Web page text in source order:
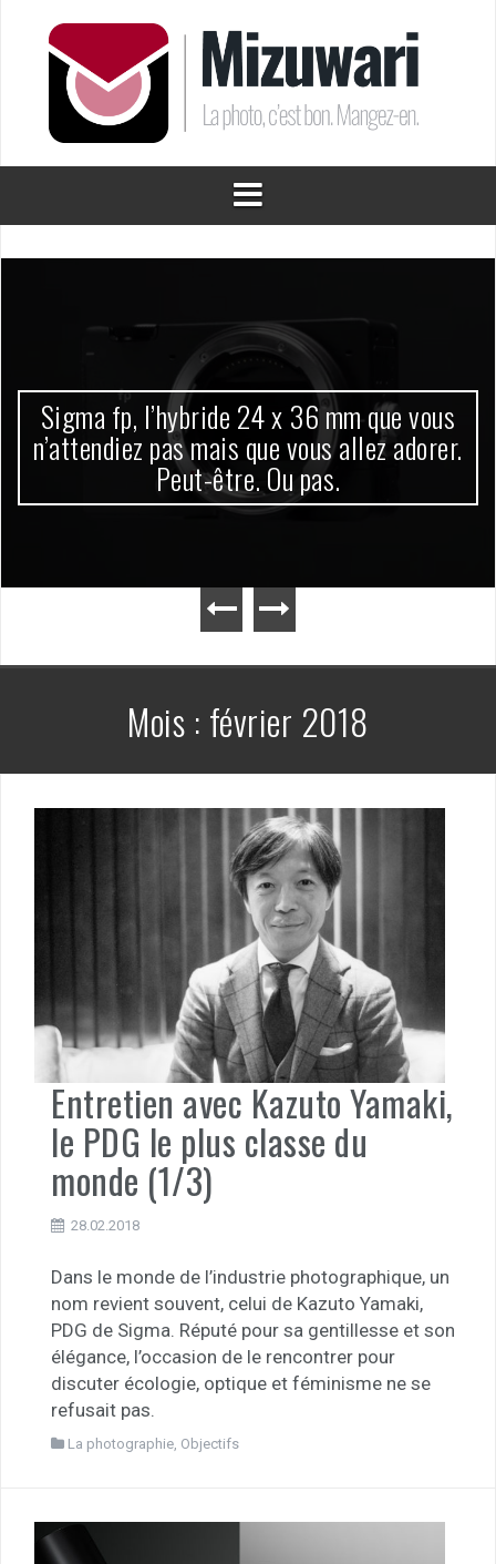
contenu
Sigma fp, l’hybride 24 x 36 mm que vous
n’attendiez pas mais que vous allez adorer.
Peut-être. Ou pas.
Mois : février 2018
Entretien avec Kazuto Yamaki,
le PDG le plus classe du
monde (1/3)
28.02.2018
Dans le monde de l’industrie photographique, un
nom revient souvent, celui de Kazuto Yamaki,
PDG de Sigma. Réputé pour sa gentillesse et son
élégance, l’occasion de le rencontrer pour
discuter écologie, optique et féminisme ne se
refusait pas.
La photographie, Objectifs